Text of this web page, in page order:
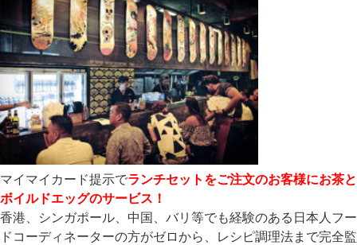
マイマイカード提示でランチセットをご注文のお客様にお茶と
ボイルドエッグのサービス！
香港、シンガポール、中国、バリ等でも経験のある日本人フー
ドコーディネーターの方がゼロから、レシピ調理法まで完全監